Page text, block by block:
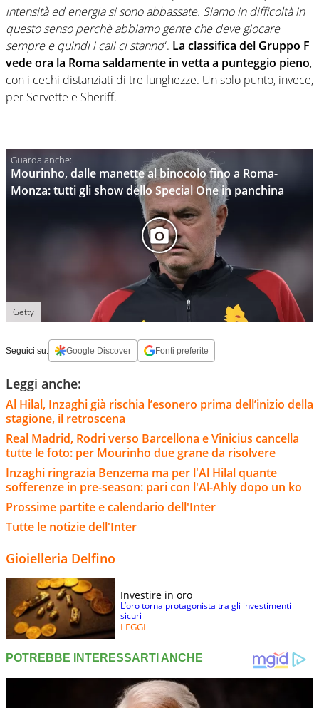
intensità ed energia si sono abbassate. Siamo in difficoltà in
questo senso perchè abbiamo gente che deve giocare
sempre e quindi i cali ci stanno“. La classifica del Gruppo F
vede ora la Roma saldamente in vetta a punteggio pieno,
con i cechi distanziati di tre lunghezze. Un solo punto, invece,
per Servette e Sheriff.
Mourinho, dalle manette al binocolo fino a Roma-
Monza: tutti gli show dello Special One in panchina
Getty
Seguici su: Google Discover Fonti preferite
Leggi anche:
Al Hilal, Inzaghi già rischia l’esonero prima dell’inizio della
stagione, il retroscena
Real Madrid, Rodri verso Barcellona e Vinicius cancella
tutte le foto: per Mourinho due grane da risolvere
Inzaghi ringrazia Benzema ma per l'Al Hilal quante
sofferenze in pre-season: pari con l'Al-Ahly dopo un ko
Prossime partite e calendario dell'Inter
Tutte le notizie dell'Inter
Gioielleria Delfino
Investire in oro
L’oro torna protagonista tra gli investimenti
sicuri
LEGGI